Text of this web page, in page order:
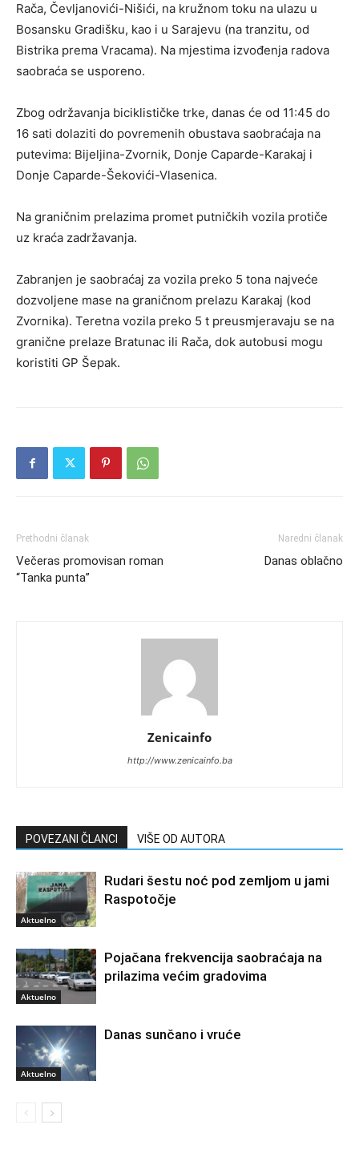
Rača, Čevljanovići-Nišići, na kružnom toku na ulazu u
Bosansku Gradišku, kao i u Sarajevu (na tranzitu, od
Bistrika prema Vracama). Na mjestima izvođenja radova
saobraća se usporeno.
Zbog održavanja biciklističke trke, danas će od 11:45 do
16 sati dolaziti do povremenih obustava saobraćaja na
putevima: Bijeljina-Zvornik, Donje Caparde-Karakaj i
Donje Caparde-Šekovići-Vlasenica.
Na graničnim prelazima promet putničkih vozila protiče
uz kraća zadržavanja.
Zabranjen je saobraćaj za vozila preko 5 tona najveće
dozvoljene mase na graničnom prelazu Karakaj (kod
Zvornika). Teretna vozila preko 5 t preusmjeravaju se na
granične prelaze Bratunac ili Rača, dok autobusi mogu
koristiti GP Šepak.
Prethodni članak
Večeras promovisan roman
“Tanka punta”
Naredni članak
Danas oblačno
Zenicainfo
http://www.zenicainfo.ba
POVEZANI ČLANCI VIŠE OD AUTORA
Aktuelno
Rudari šestu noć pod zemljom u jami
Raspotočje
Aktuelno
Pojačana frekvencija saobraćaja na
prilazima većim gradovima
Aktuelno
Danas sunčano i vruće